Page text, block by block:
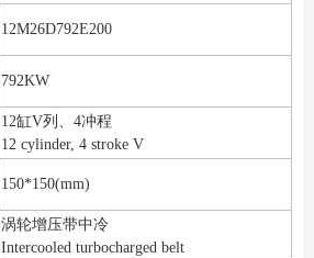
12M26D792E200
792KW
12缸V列、4冲程
12 cylinder, 4 stroke V
150*150(mm)
涡轮增压带中冷
Intercooled turbocharged belt